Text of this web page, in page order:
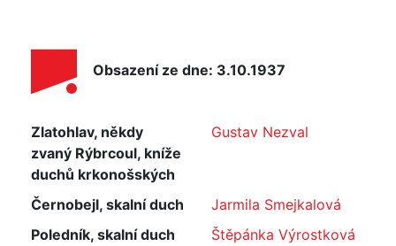
Obsazení ze dne: 3.10.1937
Zlatohlav, někdy
zvaný Rýbrcoul, kníže
duchů krkonošských
Gustav Nezval
Černobejl, skalní duch
Jarmila Smejkalová
Poledník, skalní duch
Štěpánka Výrostková